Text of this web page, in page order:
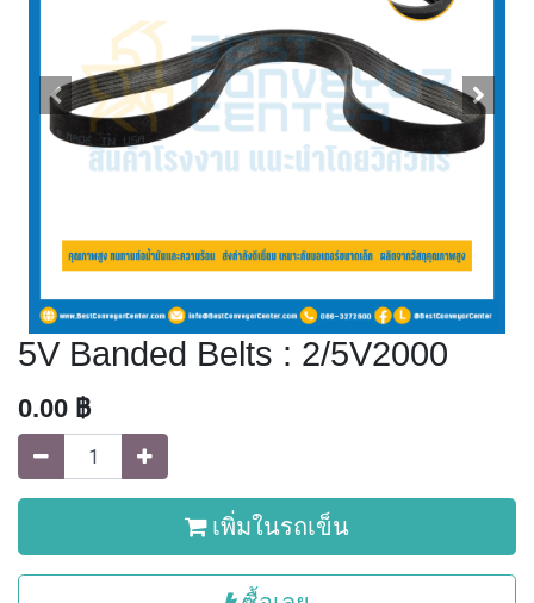
5V Banded Belts : 2/5V2000
0.00 ฿
เพิ่มในรถเข็น